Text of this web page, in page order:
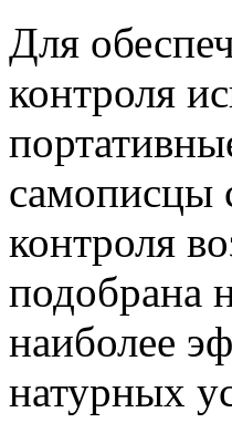
Для
контроля
самописцы
контроля
подобрана
наиболее
натурных